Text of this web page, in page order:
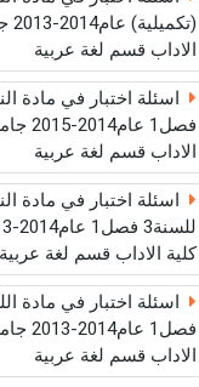
الاداب قسم لغة عربية
فصل1
الاداب قسم لغة عربية
اسئلة اختبار في مادة
كلية الاداب قسم لغة عربية
فصل1
الاداب قسم لغة عربية